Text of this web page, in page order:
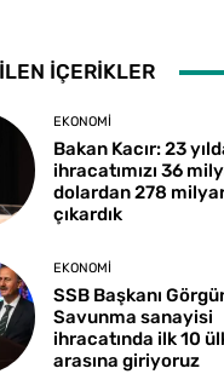
İÇERİKLER
EKONOMI
Bakan Kacır: 23
ihracatımızı 36
dolardan 278
çıkardık
EKONOMI
SSB Başkanı
Savunma sanayisi
ihracatında ilk 10
arasına giriyoruz